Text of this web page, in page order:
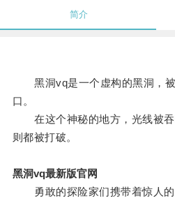
简介
黑洞vq是一个虚构的黑洞，被
口。
在这个神秘的地方，光线被吞
则都被打破。
黑洞vq最新版官网
勇敢的探险家们携带着惊人的